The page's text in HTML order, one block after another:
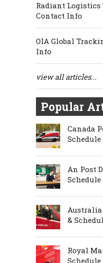
Radiant Logistics
Contact Info
OIA Global
Info
view all articles...
Popular
Canada
An Post
Australia
&
Royal